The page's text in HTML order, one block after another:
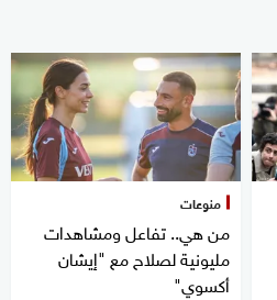
منوعات
من هي.. تفاعل ومشاهدات
مليونية لصلاح مع "إيشان
أكسوي"